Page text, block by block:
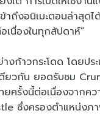
ถึงอนิเมะตอนล่าสุดไ
เนื่องในทุกสัปดาห์”
างก้าวกระโดด โดยป
วกัน ยอดรับชม
ครั้งนี้ต่อเนื่องจากค
ซึ่งครองตำแหน่งภา